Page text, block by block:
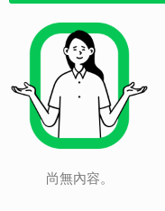
尚無內容。